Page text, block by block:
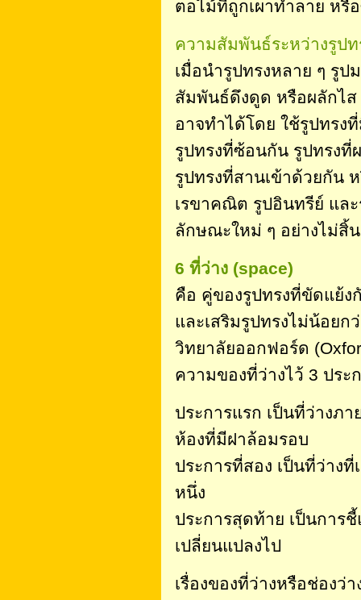
ตอไม้ที่ถูกเผาทำลาย หรื
ความสัมพันธ์ระหว่างรูปท
เมื่อนำรูปทรงหลาย ๆ รูป
สัมพันธ์ดึงดูด หรือผลักไส
อาจทำได้โดย ใช้รูปทรง
รูปทรงที่ซ้อนกัน รูปทรงที่
รูปทรงที่สานเข้าด้วยกัน
เรขาคณิต รูปอินทรีย์ แล
ลักษณะใหม่ ๆ อย่างไม่สิ้
6 ที่ว่าง (space)
คือ คู่ของรูปทรงที่ขัดแย้ง
และเสริมรูปทรงไม่น้อย
วิทยาลัยออกฟอร์ด
ความของที่ว่างไว้ 3 ประ
ประการแรก เป็นที่ว่างภ
ห้องที่มีฝาล้อมรอบ
ประการที่สอง เป็นที่ว่าง
หนึ่ง
ประการสุดท้าย เป็นการ
เปลี่ยนแปลงไป
เรื่องของที่ว่างหรือช่องว่